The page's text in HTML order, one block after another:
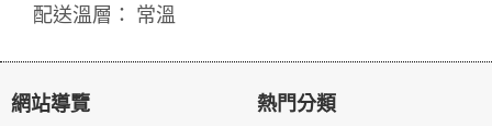
配送溫層： 常溫
網站導覽 熱門分類